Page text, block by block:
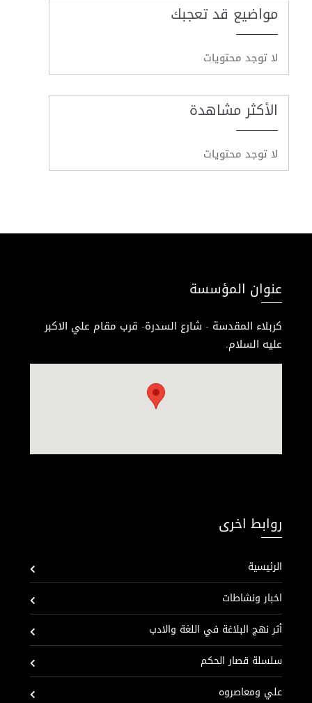
مواضيع قد تعجبك
لا توجد محتويات
الأكثر مشاهدة
لا توجد محتويات
عنوان المؤسسة
كربلاء المقدسة - شارع السدرة- قرب مقام علي الاكبر
عليه السلام.
روابط اخرى
الرئيسية
اخبار ونشاطات
أثر نهج البلاغة في اللغة والادب
سلسلة قصار الحكم
علي ومعاصروه